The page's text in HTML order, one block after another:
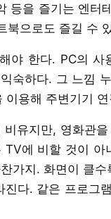
등을 즐기는 엔터
북으로도 즐길 수
야 한다. PC의
숙하다. 그 느낌
용해 주변기기
유지만, 영화관
TV에 비할 것이
가지. 화면이 클
다. 같은 프로그